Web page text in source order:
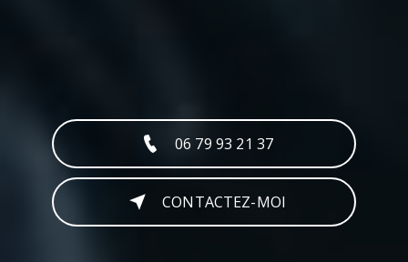
06 79 93 21 37
CONTACTEZ-MOI